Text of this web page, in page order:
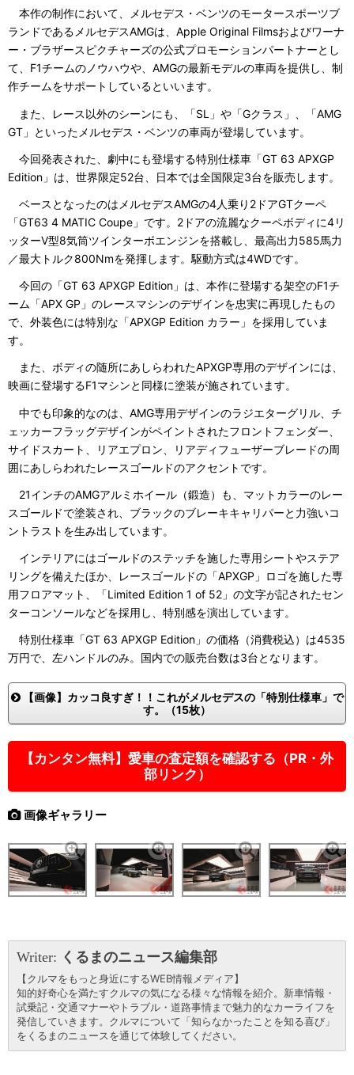
本作の制作において、メルセデス・ベンツのモータースポーツブ
ランドであるメルセデスAMGは、Apple Original Filmsおよびワーナ
ー・ブラザースピクチャーズの公式プロモーションパートナーとし
て、F1チームのノウハウや、AMGの最新モデルの車両を提供し、制
作チームをサポートしているといいます。
また、レース以外のシーンにも、「SL」や「Gクラス」、「AMG
GT」といったメルセデス・ベンツの車両が登場しています。
今回発表された、劇中にも登場する特別仕様車「GT 63 APXGP
Edition」は、世界限定52台、日本では全国限定3台を販売します。
ベースとなったのはメルセデスAMGの4人乗り2ドアGTクーペ
「GT63 4 MATIC Coupe」です。2ドアの流麗なクーペボディに4リ
ッターV型8気筒ツインターボエンジンを搭載し、最高出力585馬力
／最大トルク800Nmを発揮します。駆動方式は4WDです。
今回の「GT 63 APXGP Edition」は、本作に登場する架空のF1チ
ーム「APX GP」のレースマシンのデザインを忠実に再現したもの
で、外装色には特別な「APXGP Edition カラー」を採用していま
す。
また、ボディの随所にあしらわれたAPXGP専用のデザインには、
映画に登場するF1マシンと同様に塗装が施されています。
中でも印象的なのは、AMG専用デザインのラジエターグリル、チ
ェッカーフラッグデザインがペイントされたフロントフェンダー、
サイドスカート、リアエプロン、リアディフューザーブレードの周
囲にあしらわれたレースゴールドのアクセントです。
21インチのAMGアルミホイール（鍛造）も、マットカラーのレー
スゴールドで塗装され、ブラックのブレーキキャリパーと力強いコ
ントラストを生み出しています。
インテリアにはゴールドのステッチを施した専用シートやステア
リングを備えたほか、レースゴールドの「APXGP」ロゴを施した専
用フロアマット、「Limited Edition 1 of 52」の文字が記されたセン
ターコンソールなどを採用し、特別感を演出しています。
特別仕様車「GT 63 APXGP Edition」の価格（消費税込）は4535
万円で、左ハンドルのみ。国内での販売台数は3台となります。
【画像】カッコ良すぎ！！これがメルセデスの「特別仕様車」で
す。（15枚）
【カンタン無料】愛車の査定額を確認する（PR・外
部リンク）
画像ギャラリー
Writer: くるまのニュース編集部
【クルマをもっと身近にするWEB情報メディア】
知的好奇心を満たすクルマの気になる様々な情報を紹介。新車情報・
試乗記・交通マナーやトラブル・道路事情まで魅力的なカーライフを
発信していきます。クルマについて「知らなかったことを知る喜び」
をくるまのニュースを通じて体験してください。